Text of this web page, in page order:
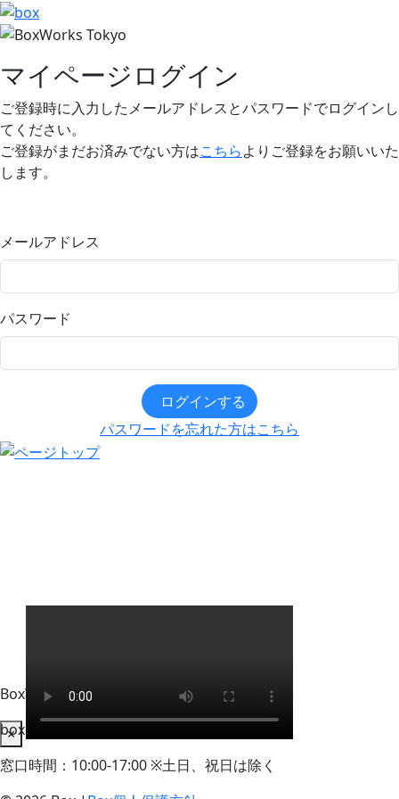
マイページログイン
ご登録時に入力したメールアドレスとパスワードでログインし
てください。
ご登録がまだお済みでない方はこちらよりご登録をお願いいた
します。
メールアドレス
パスワード
ログインする
パスワードを忘れた方はこちら
BoxWorks Tokyo + Osaka 来場者事務局
box-info_registration@event-admin.jp
窓口時間：10:00-17:00 ※土日、祝日は除く
×